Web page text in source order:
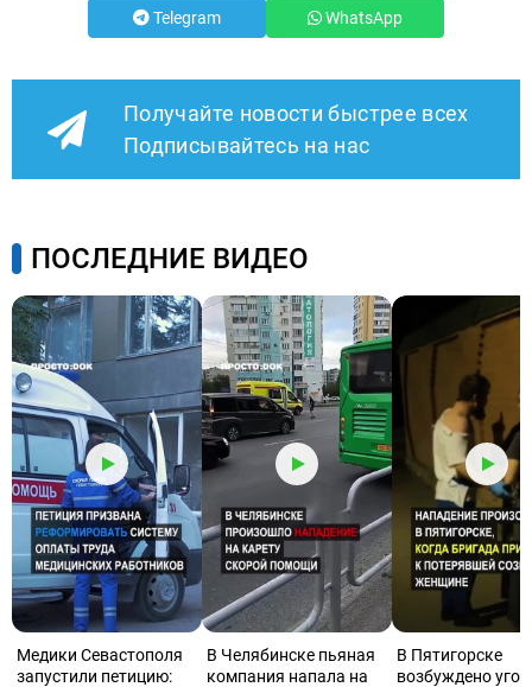
Telegram WhatsApp
Получайте новости быстрее всех
Подписывайтесь на нас
ПОСЛЕДНИЕ ВИДЕО
Медики Севастополя
запустили петицию:
В Челябинске пьяная
компания напала на
В Пятигорске
возбуждено